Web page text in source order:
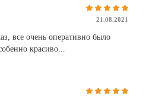
21.08.2021
все очень оперативно было
красиво...